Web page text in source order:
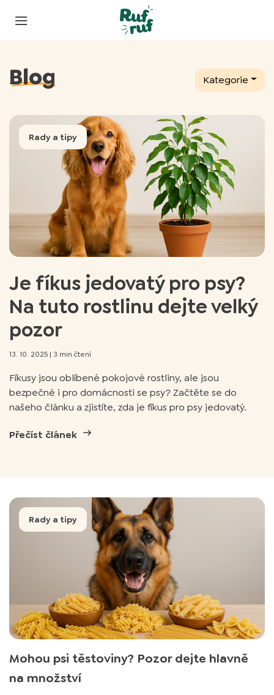
Blog Kategorie
Rady a tipy
Je fíkus jedovatý pro psy?
Na tuto rostlinu dejte velký
pozor
13. 10. 2025 | 3 min čtení
Fíkusy jsou oblíbené pokojové rostliny, ale jsou
bezpečné i pro domácnosti se psy? Začtěte se do
našeho článku a zjistíte, zda je fíkus pro psy jedovatý.
Přečíst článek
Rady a tipy
Mohou psi těstoviny? Pozor dejte hlavně
na množství